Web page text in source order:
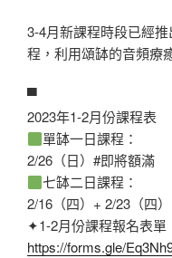
3-4月新課程時段已經
程，利用頌缽的音頻療
▀
2023年1-2月份課程表
單缽一日課程：
2/26（日） #即將額滿
七缽二日課程：
2/16（四）+ 2/23（四）
✦1-2月份課程報名表單
https://forms.gle/